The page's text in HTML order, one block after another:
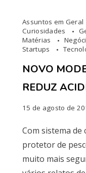
Assuntos em Geral
Curiosidades
Matérias
Startups
NOVO
REDUZ
15 de agosto de
Com sistema
protetor de
muito mais